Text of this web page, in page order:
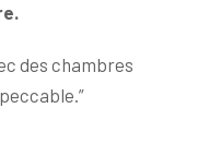
des chambres